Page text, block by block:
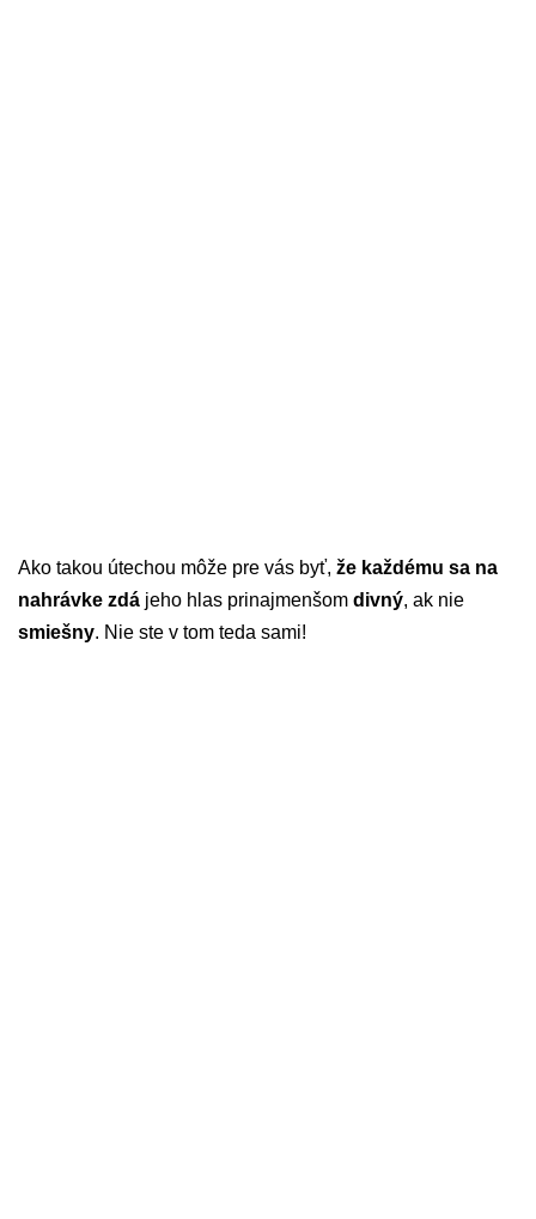
Ako takou útechou môže pre vás byť, že každému sa na
nahrávke zdá jeho hlas prinajmenšom divný, ak nie
smiešny. Nie ste v tom teda sami!